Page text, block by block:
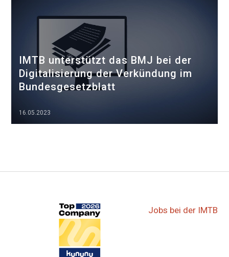
IMTB unterstützt das BMJ bei der
Digitalisierung der Verkündung im
Bundesgesetzblatt
16.05.2023
Jobs bei der IMTB